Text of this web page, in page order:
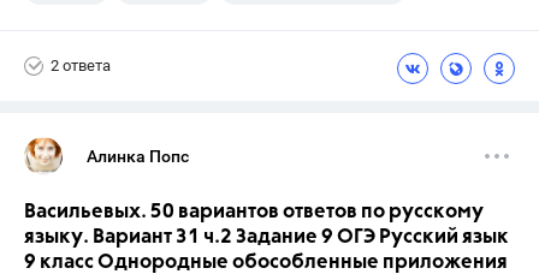
2 ответа
Алинка Попс
Васильевых. 50 вариантов ответов по русскому
языку. Вариант 31 ч.2 Задание 9 ОГЭ Русский язык
9 класс Однородные обособленные приложения